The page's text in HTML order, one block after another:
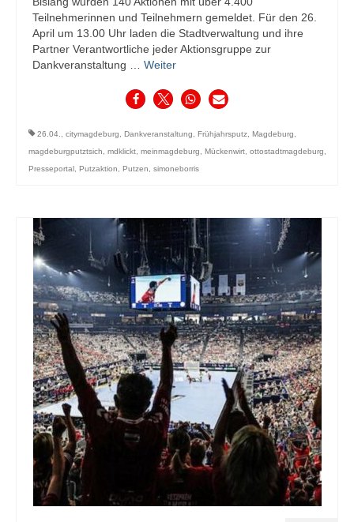
Teilnehmerinnen und Teilnehmern gemeldet. Für den 26.
April um 13.00 Uhr laden die Stadtverwaltung und ihre
Partner Verantwortliche jeder Aktionsgruppe zur
Dankveranstaltung … Weiter
26.04., citymagdeburg, Dankveranstaltung, Frühjahrsputz, Magdeburg,
magdeburgputztsich, mdklickt, meinmagdeburg, Mückenwirt, ottostadtmagdeburg,
Presseportal , Putzaktion, Putzen, simoneborris